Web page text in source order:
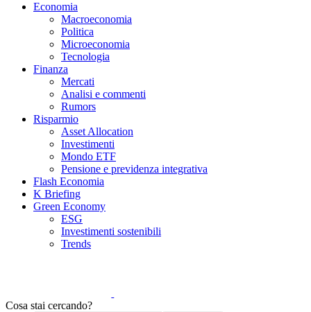
Economia
Macroeconomia
Politica
Microeconomia
Tecnologia
Finanza
Mercati
Analisi e commenti
Rumors
Risparmio
Asset Allocation
Investimenti
Mondo ETF
Pensione e previdenza integrativa
Flash Economia
K Briefing
Green Economy
ESG
Investimenti sostenibili
Trends
Cosa stai cercando?